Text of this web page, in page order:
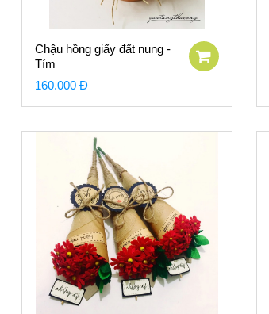
Chậu hồng giấy đất nung -
Tím
160.000 Đ